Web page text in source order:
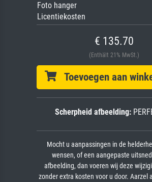
Foto hanger
Licentiekosten
€ 135.70
(Enthält 21% MwSt.)
Toevoegen aan
Scherpheid afbeelding:
Mocht u aanpassingen in de
wensen, of een aangepaste
afbeelding, dan voeren wij deze
zonder extra kosten voor u door. Aarzel